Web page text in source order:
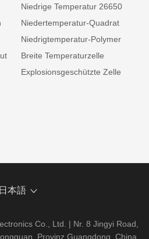
Niedrige Temperatur 26650
Niedertemperatur-Quadrat
Niedrigtemperatur-Polymer
Breite Temperaturzelle
Explosionsgeschützte Zelle
日本語
Co., Ltd. | Nr. 8 Jingyi Road,
Provinz Guangdong, China